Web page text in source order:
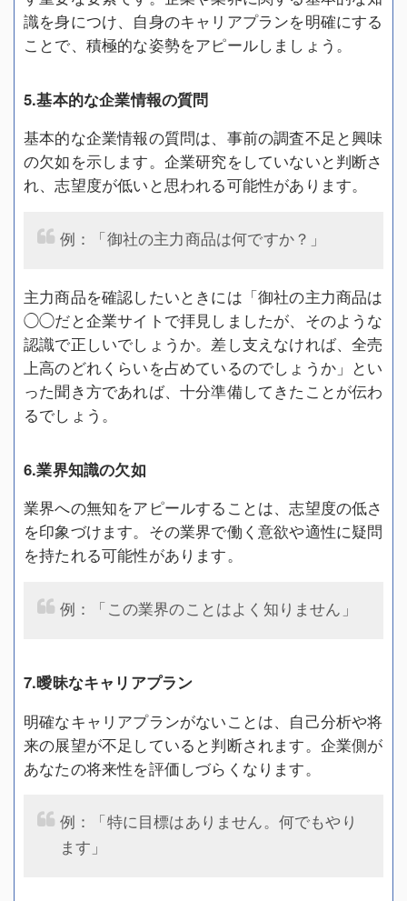
識を身につけ、自身のキャリアプランを明確にする
ことで、積極的な姿勢をアピールしましょう。
5.基本的な企業情報の質問
基本的な企業情報の質問は、事前の調査不足と興味
の欠如を示します。企業研究をしていないと判断さ
れ、志望度が低いと思われる可能性があります。
例：「御社の主力商品は何ですか？」
主力商品を確認したいときには「御社の主力商品は
◯◯だと企業サイトで拝見しましたが、そのような
認識で正しいでしょうか。差し支えなければ、全売
上高のどれくらいを占めているのでしょうか」とい
った聞き方であれば、十分準備してきたことが伝わ
るでしょう。
6.業界知識の欠如
業界への無知をアピールすることは、志望度の低さ
を印象づけます。その業界で働く意欲や適性に疑問
を持たれる可能性があります。
例：「この業界のことはよく知りません」
7.曖昧なキャリアプラン
明確なキャリアプランがないことは、自己分析や将
来の展望が不足していると判断されます。企業側が
あなたの将来性を評価しづらくなります。
例：「特に目標はありません。何でもやり
ます」